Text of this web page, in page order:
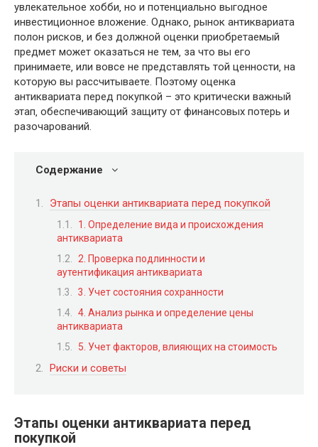
увлекательное хобби‚ но и потенциально выгодное
инвестиционное вложение. Однако‚ рынок антиквариата
полон рисков‚ и без должной оценки приобретаемый
предмет может оказаться не тем‚ за что вы его
принимаете‚ или вовсе не представлять той ценности‚ на
которую вы рассчитываете. Поэтому оценка
антиквариата перед покупкой – это критически важный
этап‚ обеспечивающий защиту от финансовых потерь и
разочарований.
Содержание
Этапы оценки антиквариата перед покупкой
1. Определение вида и происхождения
антиквариата
2. Проверка подлинности и
аутентификация антиквариата
3. Учет состояния сохранности
4. Анализ рынка и определение цены
антиквариата
5. Учет факторов‚ влияющих на стоимость
Риски и советы
Этапы оценки антиквариата перед
покупкой